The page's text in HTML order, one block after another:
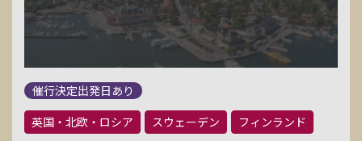
催行決定出発日あり
英国・北欧・ロシア
スウェーデン フィンランド